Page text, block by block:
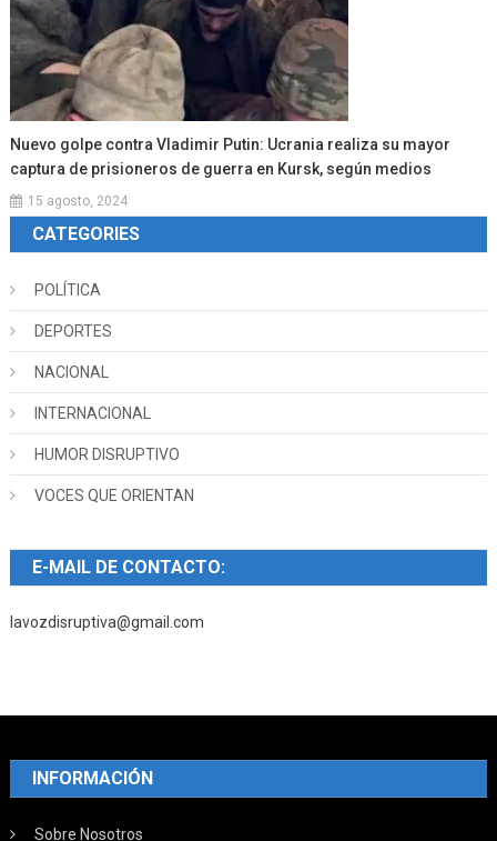
Nuevo golpe contra Vladimir Putin: Ucrania realiza su mayor
captura de prisioneros de guerra en Kursk, según medios
15 agosto, 2024
CATEGORIES
POLÍTICA
DEPORTES
NACIONAL
INTERNACIONAL
HUMOR DISRUPTIVO
VOCES QUE ORIENTAN
E-MAIL DE CONTACTO:
lavozdisruptiva@gmail.com
INFORMACIÓN
Sobre Nosotros